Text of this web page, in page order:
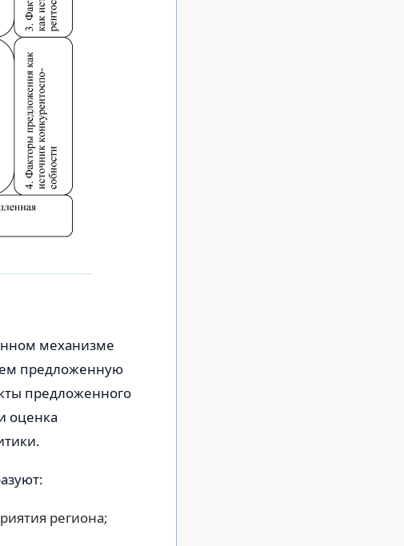
механизме
предложенную
предложенного
оценка
региона;